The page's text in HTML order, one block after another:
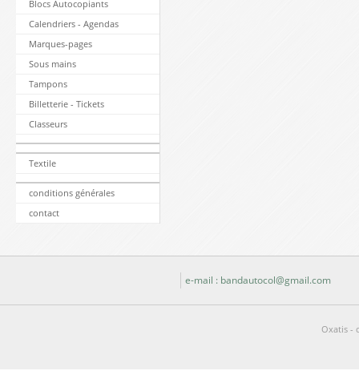
Blocs Autocopiants
Calendriers - Agendas
Marques-pages
Sous mains
Tampons
Billetterie - Tickets
Classeurs
Textile
conditions générales
contact
e-mail : bandautocol@gmail.com
Oxatis -